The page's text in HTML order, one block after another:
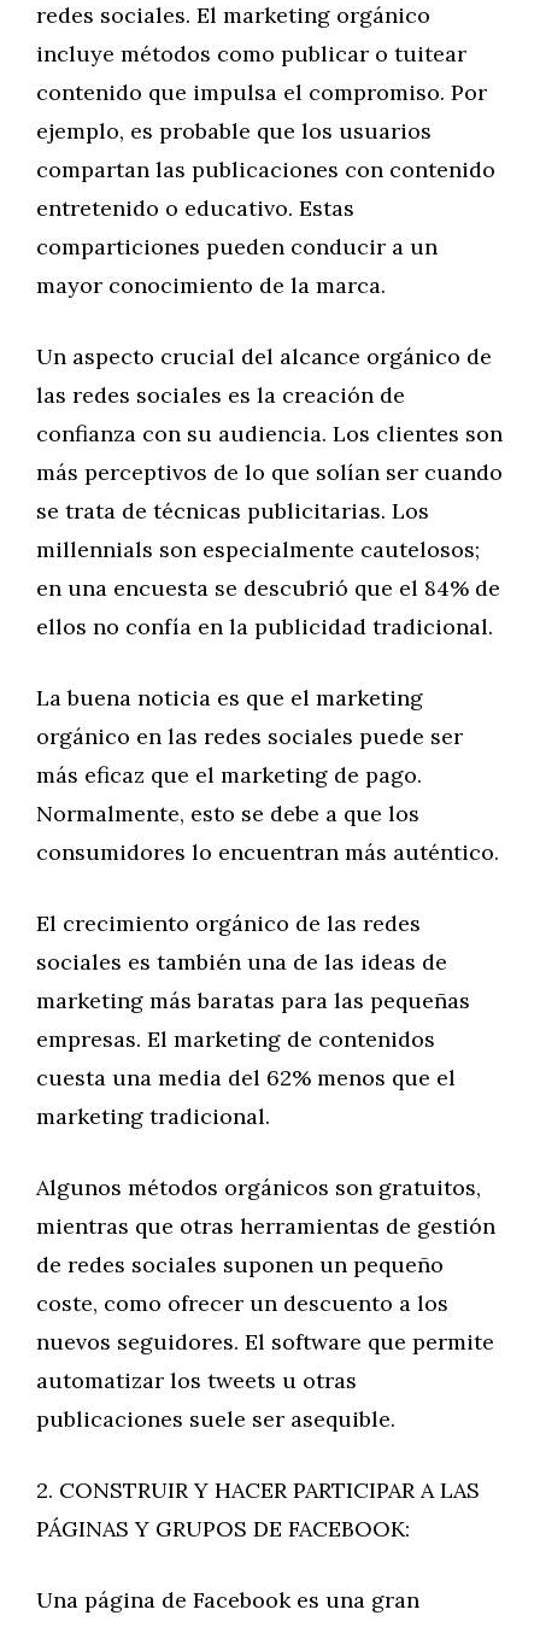
redes sociales. El marketing orgánico
incluye métodos como publicar o tuitear
contenido que impulsa el compromiso. Por
ejemplo, es probable que los usuarios
compartan las publicaciones con contenido
entretenido o educativo. Estas
comparticiones pueden conducir a un
mayor conocimiento de la marca.
Un aspecto crucial del alcance orgánico de
las redes sociales es la creación de
confianza con su audiencia. Los clientes son
más perceptivos de lo que solían ser cuando
se trata de técnicas publicitarias. Los
millennials son especialmente cautelosos;
en una encuesta se descubrió que el 84% de
ellos no confía en la publicidad tradicional.
La buena noticia es que el marketing
orgánico en las redes sociales puede ser
más eficaz que el marketing de pago.
Normalmente, esto se debe a que los
consumidores lo encuentran más auténtico.
El crecimiento orgánico de las redes
sociales es también una de las ideas de
marketing más baratas para las pequeñas
empresas. El marketing de contenidos
cuesta una media del 62% menos que el
marketing tradicional.
Algunos métodos orgánicos son gratuitos,
mientras que otras herramientas de gestión
de redes sociales suponen un pequeño
coste, como ofrecer un descuento a los
nuevos seguidores. El software que permite
automatizar los tweets u otras
publicaciones suele ser asequible.
2. CONSTRUIR Y HACER PARTICIPAR A LAS
PÁGINAS Y GRUPOS DE FACEBOOK:
Una página de Facebook es una gran